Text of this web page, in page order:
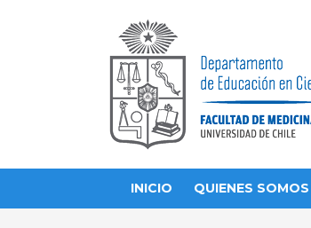
INICIO QUIENES SOMOS